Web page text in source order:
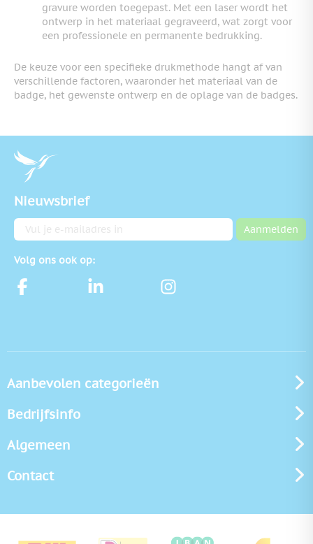
gravure worden toegepast. Met een laser wordt het
ontwerp in het materiaal gegraveerd, wat zorgt voor
een professionele en permanente bedrukking.
De keuze voor een specifieke drukmethode hangt af van
verschillende factoren, waaronder het materiaal van de
badge, het gewenste ontwerp en de oplage van de badges.
Nieuwsbrief
E-mailadres Aanmelden
Volg ons ook op:
Aanbevolen categorieën
Bedrijfsinfo
Algemeen
Contact